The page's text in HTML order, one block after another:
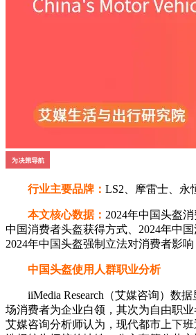
行业主要品牌： LS2、摩雷士、永
本文核心数据： 2024年中国头盔
中国消费者头盔获得方式、2024年中国
2024年中国头盔强制立法对消费者影响
中国头盔使用人群职业分析
iiMedia Research（艾媒咨询）数据
场消费者为企业白领，其次为自由职业
艾媒咨询分析师认为，现代都市上下